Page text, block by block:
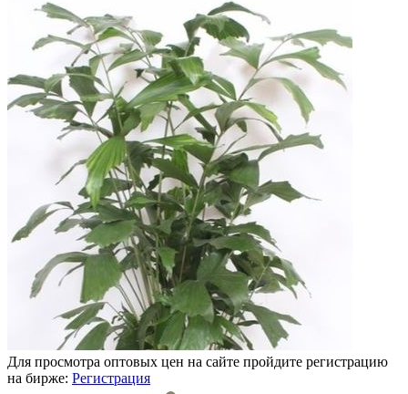
Для просмотра оптовых цен на сайте пройдите регистрацию
на бирже: Регистрация